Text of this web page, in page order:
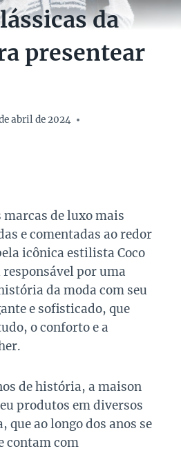
da
presentear
abril de 2024
marcas de luxo mais
e comentadas ao redor
icônica estilista Coco
por uma
da moda com seu
e sofisticado, que
o conforto e a
de história, a maison
produtos em diversos
que ao longo dos anos se
contam com